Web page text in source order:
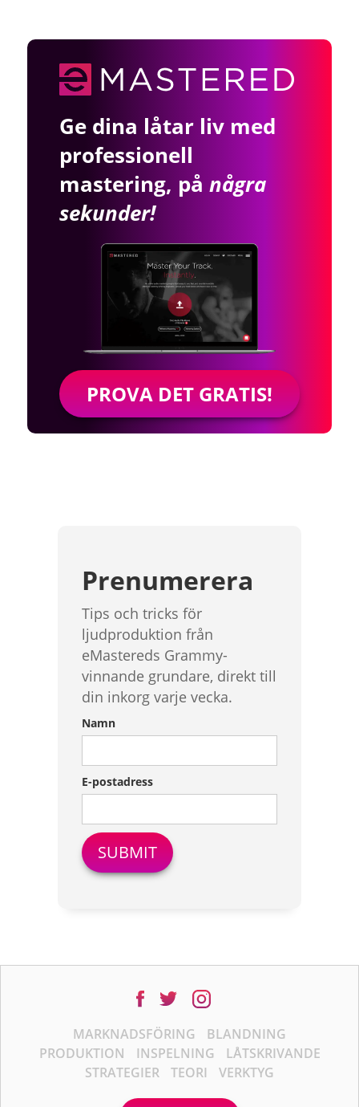
Ge dina låtar liv med
professionell
mastering, på några
sekunder!
PROVA DET GRATIS!
Prenumerera
Tips och tricks för
ljudproduktion från
eMastereds Grammy-
vinnande grundare, direkt till
din inkorg varje vecka.
Namn
E-postadress
MARKNADSFÖRING
BLANDNING
PRODUKTION
INSPELNING
LÅTSKRIVANDE
STRATEGIER
TEORI VERKTYG